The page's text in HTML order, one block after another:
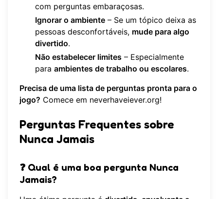
com perguntas embaraçosas.
Ignorar o ambiente – Se um tópico deixa as
pessoas desconfortáveis, mude para algo
divertido.
Não estabelecer limites – Especialmente
para ambientes de trabalho ou escolares.
Precisa de uma lista de perguntas pronta para o
jogo? Comece em neverhaveiever.org!
Perguntas Frequentes sobre
Nunca Jamais
❓ Qual é uma boa pergunta Nunca
Jamais?